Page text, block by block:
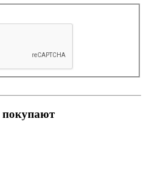
покупают